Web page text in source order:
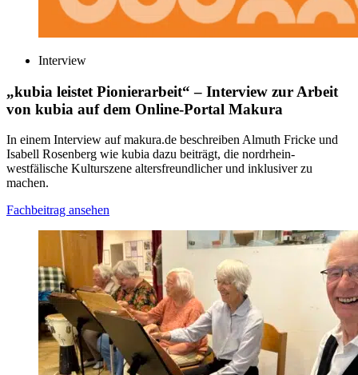
Interview
„kubia leistet Pionierarbeit“– Interview zur Arbeit
von kubia auf dem Online-Portal Makura
In einem Interview auf makura.de beschreiben Almuth Fricke und
Isabell Rosenberg wie kubia dazu beiträgt, die nordrhein-
westfälische Kulturszene altersfreundlicher und inklusiver zu
machen.
Fachbeitrag ansehen